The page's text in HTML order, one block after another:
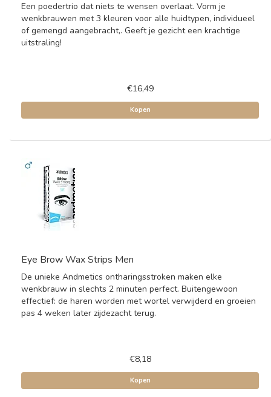
Een poedertrio dat niets te wensen overlaat. Vorm je
wenkbrauwen met 3 kleuren voor alle huidtypen, individueel
of gemengd aangebracht,. Geeft je gezicht een krachtige
uitstraling!
€16,49
Kopen
Eye Brow Wax Strips Men
De unieke Andmetics ontharingsstroken maken elke
wenkbrauw in slechts 2 minuten perfect. Buitengewoon
effectief: de haren worden met wortel verwijderd en groeien
pas 4 weken later zijdezacht terug.
€8,18
Kopen